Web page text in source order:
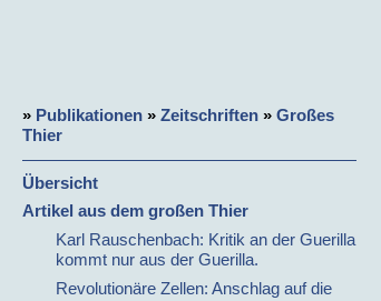
» Publikationen » Zeitschriften » Großes
Thier
Übersicht
Artikel aus dem großen Thier
Karl Rauschenbach: Kritik an der Guerilla
kommt nur aus der Guerilla.
Revolutionäre Zellen: Anschlag auf die